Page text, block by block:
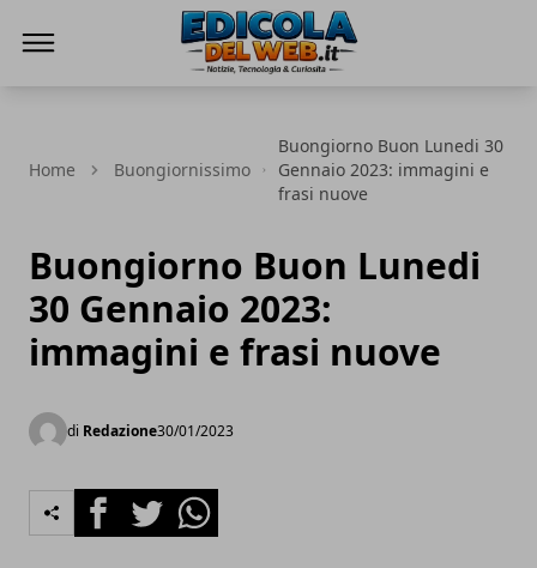
Home Buongiornissimo
Buongiorno Buon Lunedi 30
Gennaio 2023: immagini e
frasi nuove
Buongiorno Buon Lunedi
30 Gennaio 2023:
immagini e frasi nuove
di Redazione30/01/2023
FacebookTwitterWhatsapp